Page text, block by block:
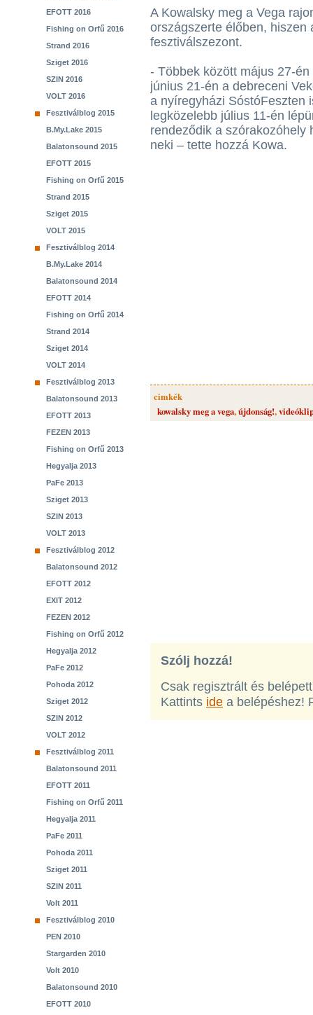
EFOTT 2016
Fishing on Orfű 2016
Strand 2016
Sziget 2016
SZIN 2016
VOLT 2016
Fesztiválblog 2015
B.My.Lake 2015
Balatonsound 2015
EFOTT 2015
Fishing on Orfű 2015
Strand 2015
Sziget 2015
VOLT 2015
Fesztiválblog 2014
B.My.Lake 2014
Balatonsound 2014
EFOTT 2014
Fishing on Orfű 2014
Strand 2014
Sziget 2014
VOLT 2014
Fesztiválblog 2013
Balatonsound 2013
EFOTT 2013
FEZEN 2013
Fishing on Orfű 2013
Hegyalja 2013
PaFe 2013
Sziget 2013
SZIN 2013
VOLT 2013
Fesztiválblog 2012
Balatonsound 2012
EFOTT 2012
EXIT 2012
FEZEN 2012
Fishing on Orfű 2012
Hegyalja 2012
PaFe 2012
Pohoda 2012
Sziget 2012
SZIN 2012
VOLT 2012
Fesztiválblog 2011
Balatonsound 2011
EFOTT 2011
Fishing on Orfű 2011
Hegyalja 2011
PaFe 2011
Pohoda 2011
Sziget 2011
SZIN 2011
Volt 2011
Fesztiválblog 2010
PEN 2010
Stargarden 2010
Volt 2010
Balatonsound 2010
EFOTT 2010
A Kowalsky meg a Vega
országszerte élőben, hiszen
fesztiválszezont.
- Többek között május 27-
június 21-én a debreceni
a nyíregyházi SóstóFeszten
legközelebb július 11-én
rendeződik a szórakozóhely
neki – tette hozzá Kowa.
cimkék
kowalsky meg a vega,újdonság!,
Szólj hozzá!
Csak regisztrált és
Kattints ide a belépéshez!